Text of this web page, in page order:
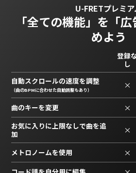
U-FRETプレミア
「全ての機能」を 「
めよう
登録
し
自動スクロールの速度を調整
（曲のBPMに合わせた自動調整もあり） ×
曲のキーを変更 ×
お気に入りに上限なしで曲を追
加
×
メトロノームを使用 ×